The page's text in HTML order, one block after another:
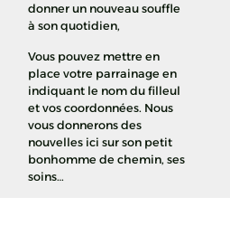
donner un nouveau souffle
à son quotidien,
Vous pouvez mettre en
place votre parrainage en
indiquant le nom du filleul
et vos coordonnées. Nous
vous donnerons des
nouvelles ici sur son petit
bonhomme de chemin, ses
soins…